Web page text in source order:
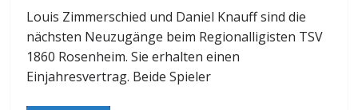
Louis Zimmerschied und Daniel Knauff sind die
nächsten Neuzugänge beim Regionalligisten TSV
1860 Rosenheim. Sie erhalten einen
Einjahresvertrag. Beide Spieler